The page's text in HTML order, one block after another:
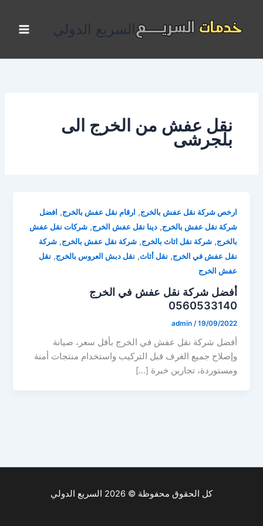
المحتوى
السريع الدولي
نقل عفش من الخرج الى
بلجرشى
ارخص شركة نقل عفش بالخرج, ارقام نقل عفش بالخرج, افضل
شركة نقل عفش بالخرج,دينا نقل عفش الخرج,شركات نقل عفش
بالخرج,شركة نقل اثاث بالخرج,شركة نقل عفش بالخرج,شركة
نقل عفش في الخرج, نقل أثاث, نقل دبش العروس بالخرج, نقل
عفش الخرج
أفضل شركة نقل عفش في الخرج
0560533140
admin /19/09/2022
أفضل شركة نقل عفش في الخرج بأقل سعر، صيانة
وإصلاح جميع الغرف قبل التركيب واستخدام منتجات أمنة
ومستوردة، تجارين خبرة […]
كل الحقوق محفوظة © 2026 السريع الدولي